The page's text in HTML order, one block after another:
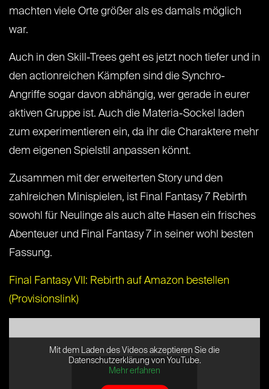
machten viele Orte größer als es damals möglich
war.
Auch in den Skill-Trees geht es jetzt noch tiefer und in
den actionreichen Kämpfen sind die Synchro-
Angriffe sogar davon abhängig, wer gerade in eurer
aktiven Gruppe ist. Auch die Materia-Sockel laden
zum experimentieren ein, da ihr die Charaktere mehr
dem eigenen Spielstil anpassen könnt.
Zusammen mit der erweiterten Story und den
zahlreichen Minispielen, ist Final Fantasy 7 Rebirth
sowohl für Neulinge als auch alte Hasen ein frisches
Abenteuer und Final Fantasy 7 in seiner wohl besten
Fassung.
Final Fantasy VII: Rebirth auf Amazon bestellen
(Provisionslink)
Mit dem Laden des Videos akzeptieren Sie die
Datenschutzerklärung von YouTube.
Mehr erfahren